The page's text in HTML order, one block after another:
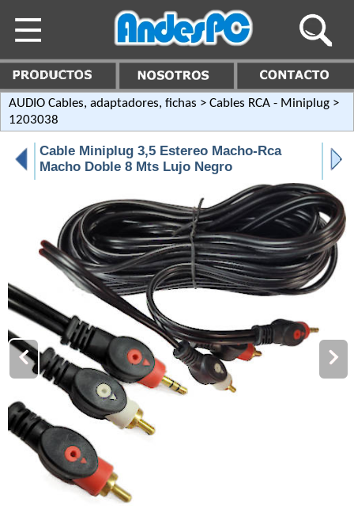
AUDIO Cables, adaptadores, fichas > Cables RCA - Miniplug >
1203038
Cable Miniplug 3,5 Estereo Macho-Rca
Macho Doble 8 Mts Lujo Negro